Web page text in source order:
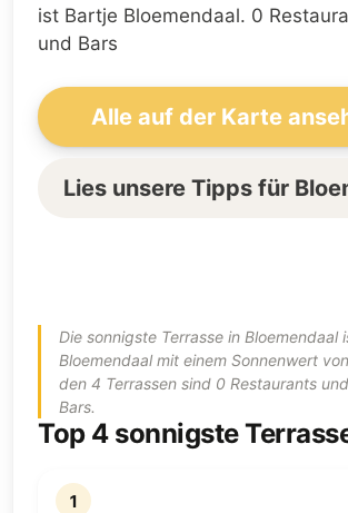
ist Bartje Bloemendaal. 0
und Bars
Alle auf der Karte
Lies unsere Tipps für
Die sonnigste Terrasse in Bloemendaal
Bloemendaal mit einem Sonnenwert
den 4 Terrassen sind 0 Restaurants
Bars.
Top 4 sonnigste
1